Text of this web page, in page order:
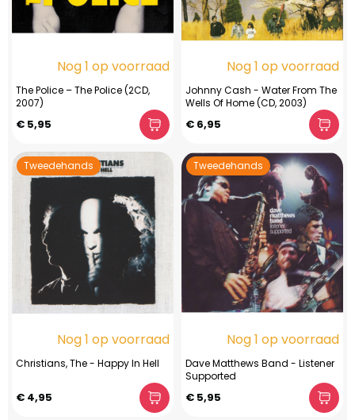
Nog 1 op voorraad
The Police – The Police (2CD,
2007)
€ 5,95
Nog 1 op voorraad
Johnny Cash - Water From The
Wells Of Home (CD, 2003)
€ 6,95
Tweedehands
Nog 1 op voorraad
Christians, The - Happy In Hell
€ 4,95
Tweedehands
Nog 1 op voorraad
Dave Matthews Band - Listener
Supported
€ 5,95